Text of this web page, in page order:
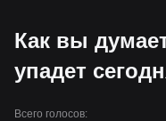
Как вы
упадет
Всего голосов: